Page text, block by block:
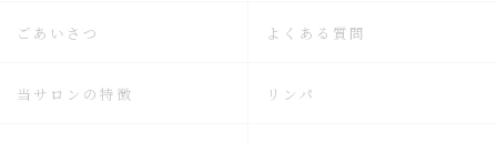
ごあいさつ よくある質問
当サロンの特徴 リンパ